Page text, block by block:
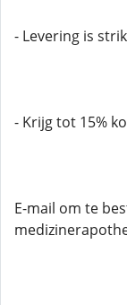
- Levering is
- Krijg tot 15%
E-mail om te